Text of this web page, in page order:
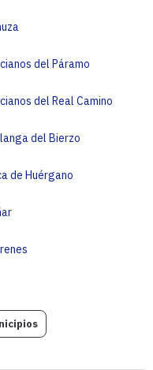
del Páramo
del Real Camino
del Bierzo
de Huérgano